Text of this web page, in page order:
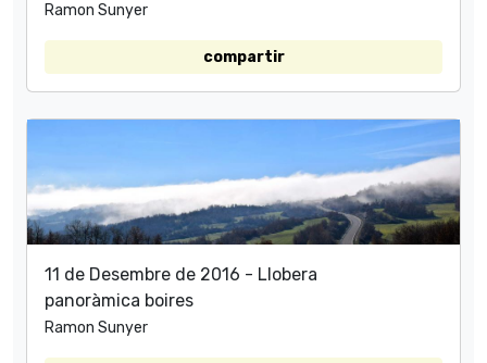
Ramon Sunyer
compartir
11 de Desembre de 2016 - Llobera
panoràmica boires
Ramon Sunyer